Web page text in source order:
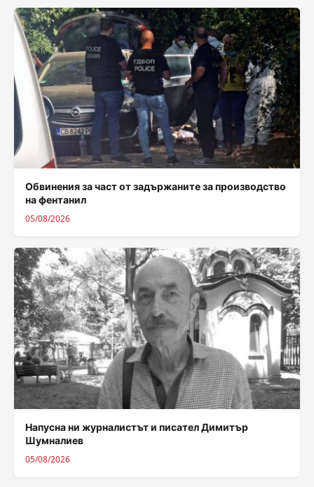
Обвинения за част от задържаните за производство
на фентанил
05/08/2026
Напусна ни журналистът и писател Димитър
Шумналиев
05/08/2026